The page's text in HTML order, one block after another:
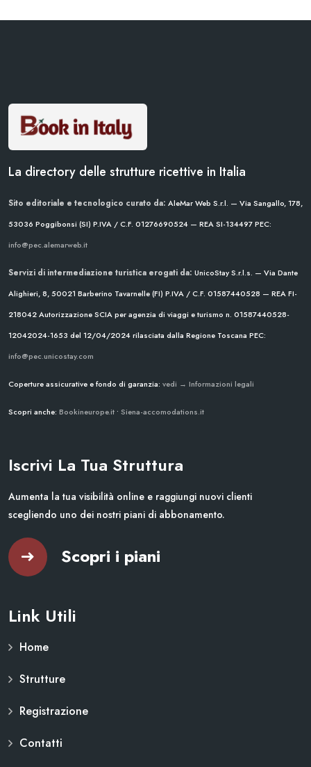
La directory delle strutture ricettive in Italia
Sito editoriale e tecnologico curato da: AleMar Web S.r.l. — Via Sangallo, 178,
53036 Poggibonsi (SI) P.IVA / C.F. 01276690524 — REA SI-134497PEC:
info@pec.alemarweb.it
Servizi di intermediazione turistica erogati da: UnicoStay S.r.l.s. — Via Dante
Alighieri, 8, 50021 Barberino Tavarnelle (FI) P.IVA / C.F. 01587440528 — REA FI-
218042Autorizzazione SCIA per agenzia di viaggi e turismo n. 01587440528-
12042024-1653 del 12/04/2024rilasciata dalla Regione Toscana PEC:
info@pec.unicostay.com
Coperture assicurative e fondo di garanzia: vedi → Informazioni legali
Scopri anche: Bookineurope.it • Siena-accomodations.it
Iscrivi La Tua Struttura
Aumenta la tua visibilità online e raggiungi nuovi clienti
scegliendo uno dei nostri piani di abbonamento.
Scopri i piani
Link Utili
Home
Strutture
Registrazione
Contatti